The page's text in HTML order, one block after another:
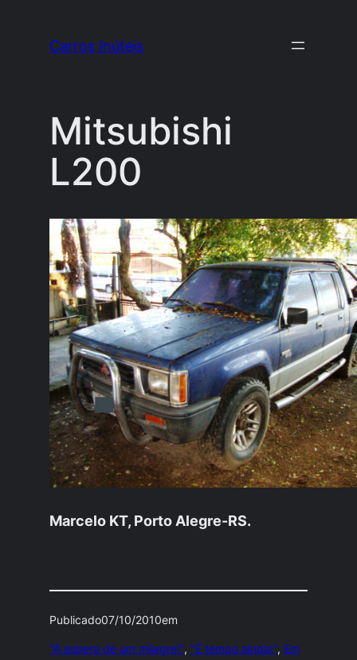
Carros Inúteis
Mitsubishi
L200
Marcelo KT, Porto Alegre-RS.
Publicado07/10/2010em
"À espera de um milagre!", "É tempo ainda!", Em